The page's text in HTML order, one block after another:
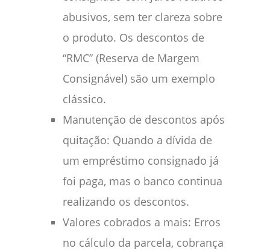
abusivos, sem ter clareza sobre
o produto. Os descontos de
“RMC” (Reserva de Margem
Consignável) são um exemplo
clássico.
Manutenção de descontos após
quitação: Quando a dívida de
um empréstimo consignado já
foi paga, mas o banco continua
realizando os descontos.
Valores cobrados a mais: Erros
no cálculo da parcela, cobrança